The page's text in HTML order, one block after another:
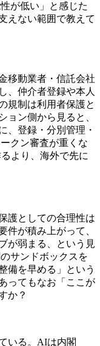
が低い」と感じた
えない範囲で教えて
移動業者・信託会社
、仲介者登録や本人
規制は利用者保護と
ョン側から見ると、
、登録・分別管理・
クン審査が重くな
より、海外で先に
護としての合理性は
件が積み上がって、
が弱まる、という見
サンドボックスを
備を早める」という
ってもなお「ここが
か？
いる。AIは内閣